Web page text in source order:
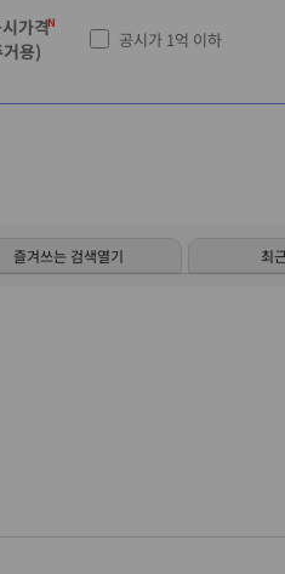
가격
용)
공시가 1억 이하
즐겨쓰는 검색열기 최